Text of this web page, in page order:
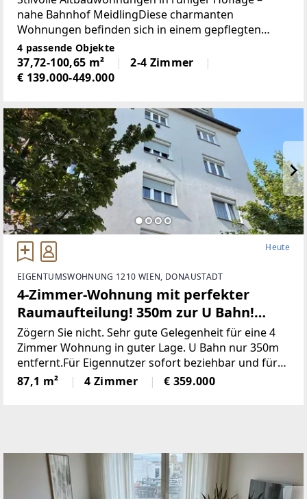
nahe Bahnhof MeidlingDiese charmanten
Wohnungen befinden sich in einem gepflegten
Altbau mit Lift in gefragter Lage des 12. Wiener
Gemeindebezirks. Das Dachgeschoss des Hauses
wurde ausgebaut
4 passende Objekte
37,72-100,65 m²
2-4 Zimmer
€ 139.000-449.000
Heute
EIGENTUMSWOHNUNG 1210 WIEN, DONAUSTADT
4-Zimmer-Wohnung mit perfekter
Raumaufteilung! 350m zur U Bahn!
Neubauwohnung - gebraucht. Für
Eigennutzer oder Anleger mit rd. 4,3%
Rendite!
Zögern Sie nicht. Sehr gute Gelegenheit für eine 4
Zimmer Wohnung in guter Lage. U Bahn nur 350m
entfernt.Für Eigennutzer sofort beziehbar und für
Anleger sofort vermietbar mit Top Rendite von rd.
4,3% p.a.Die Wohnung liegt nur 350m von
87,1 m² 4 Zimmer € 359.000